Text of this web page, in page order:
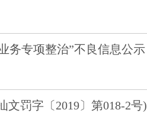
务专项整治”不良信息公示
罚字〔2019〕第018-2号)